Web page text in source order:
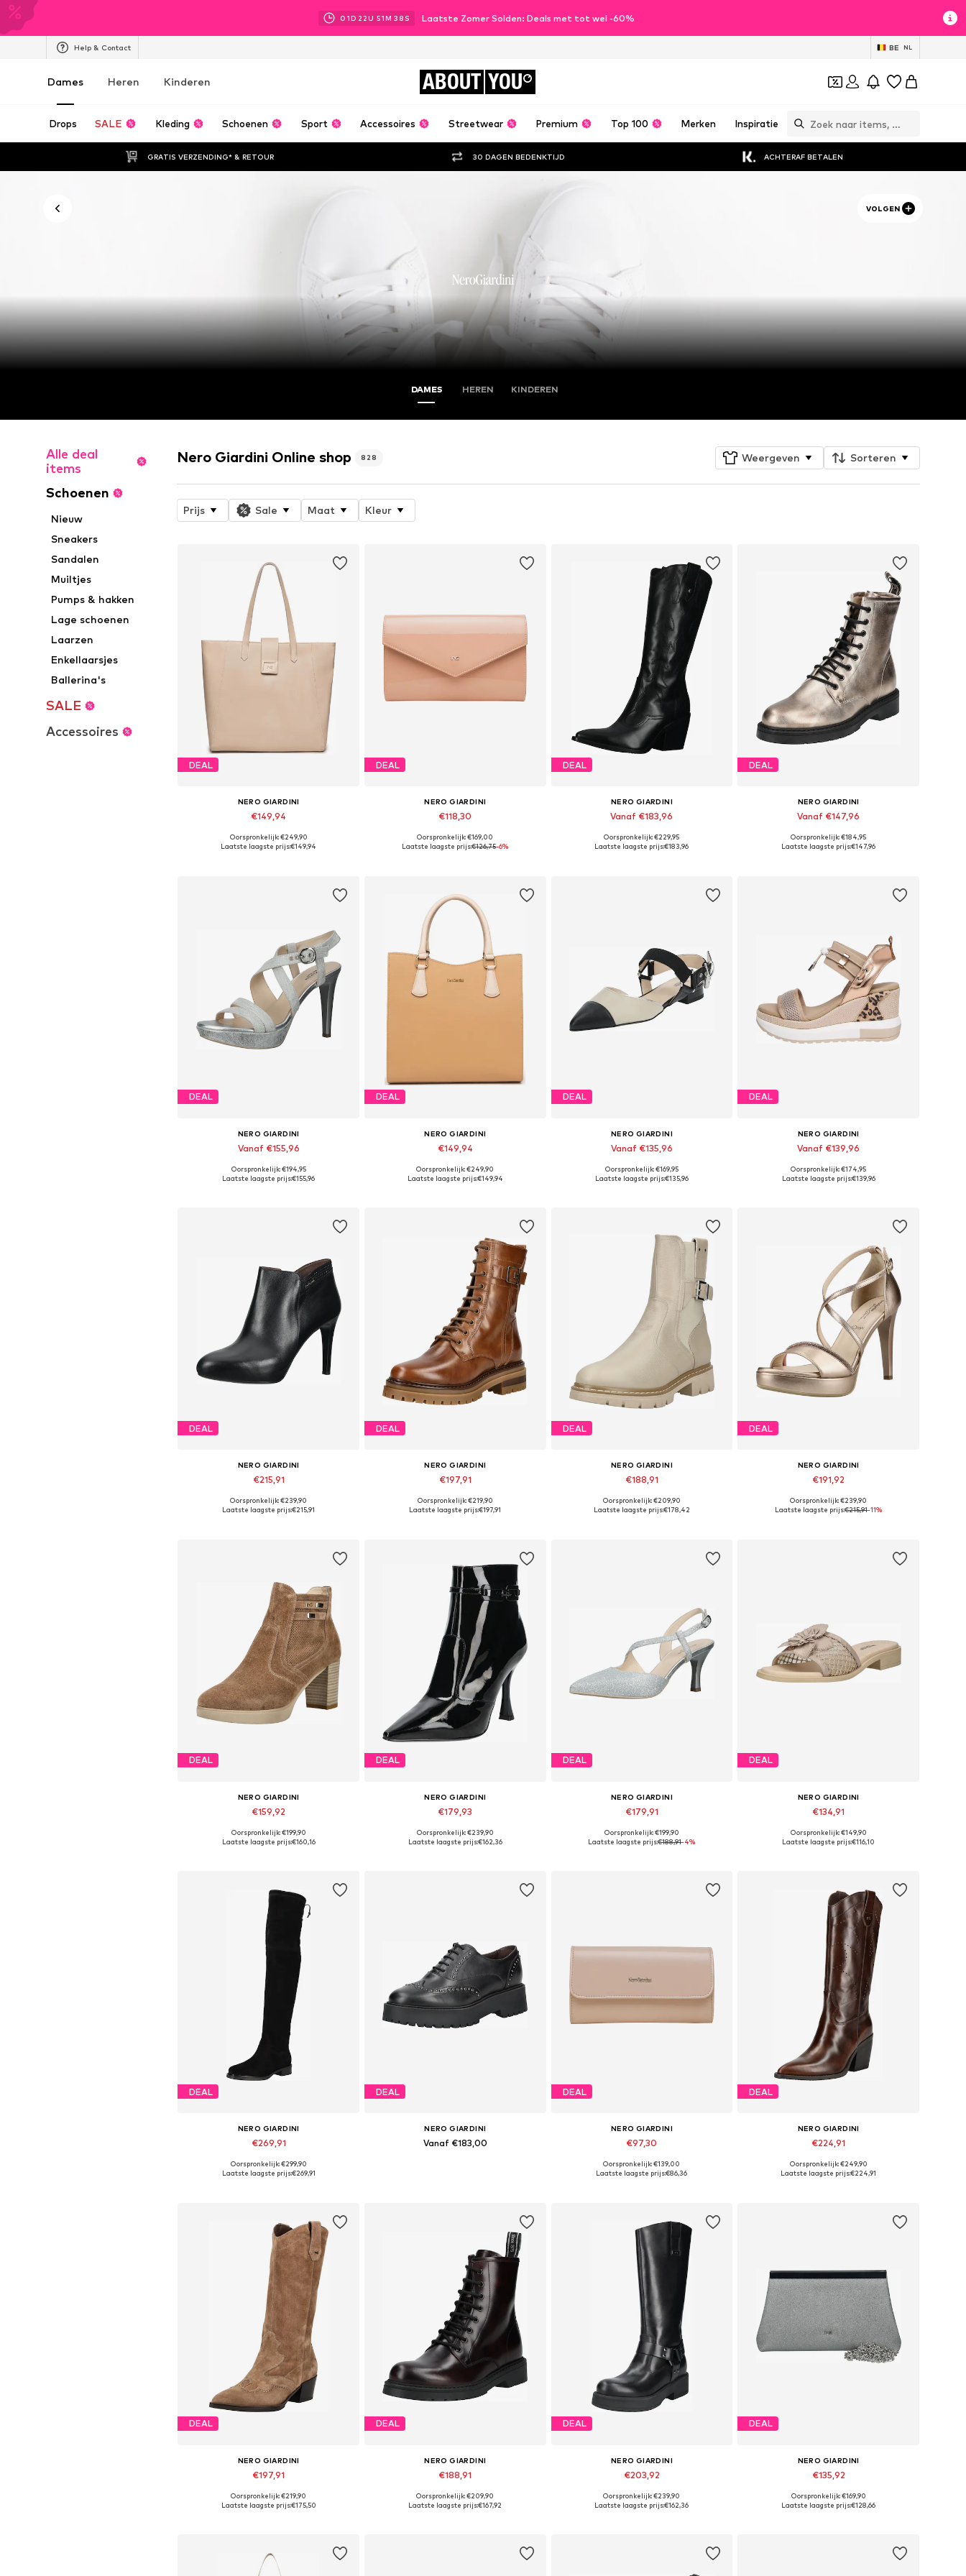
01D 22U 51M 37 S Laatste Zomer Solden: Deals met tot wel -60%
Help & Contact BE NL
Dames Heren Kinderen ABOUT YOU
Drops SALE Kleding Schoenen Sport Accessoires Streetwear Premium Top 100 Merken Inspiratie
GRATIS VERZENDING* & RETOUR 30 DAGEN BEDENKTIJD ACHTERAF BETALEN
VOLGEN
DAMES HEREN KINDEREN
Alle deal
items
Schoenen
Nieuw
Sneakers
Sandalen
Muiltjes
Pumps & hakken
Lage schoenen
Laarzen
Enkellaarsjes
Ballerina's
SALE
Accessoires
Nero Giardini Online shop 828 Weergeven Sorteren
Prijs Sale Maat Kleur
DEAL
NERO GIARDINI
€149,94
Beschikbare maten: One Size
Oorspronkelijk: €249,90
Laatste laagste prijs:€149,94
DEAL
NERO GIARDINI
€118,30
Beschikbare maten: One Size
Oorspronkelijk: €169,00
Laatste laagste prijs:€126,75-6%
DEAL
NERO GIARDINI
Vanaf €183,96
Beschikbare maten: 35, 36, 37, 38, 39, 40
Oorspronkelijk: €229,95
Laatste laagste prijs:€183,96
DEAL
NERO GIARDINI
Vanaf €147,96
Beschikbaar in vele maten
Oorspronkelijk: €184,95
Laatste laagste prijs:€147,96
DEAL
NERO GIARDINI
Vanaf €155,96
Beschikbare maten: 37, 38, 39, 40
Oorspronkelijk: €194,95
Laatste laagste prijs:€155,96
DEAL
NERO GIARDINI
€149,94
Beschikbare maten: One Size
Oorspronkelijk: €249,90
Laatste laagste prijs:€149,94
DEAL
NERO GIARDINI
Vanaf €135,96
Beschikbare maten: 35, 36, 37, 38, 39, 40
Oorspronkelijk: €169,95
Laatste laagste prijs:€135,96
DEAL
NERO GIARDINI
Vanaf €139,96
Beschikbare maten: 38, 39, 40, 41
Oorspronkelijk: €174,95
Laatste laagste prijs:€139,96
DEAL
NERO GIARDINI
€215,91
Beschikbare maten: 38, 39, 40, 41
Oorspronkelijk: €239,90
Laatste laagste prijs:€215,91
DEAL
NERO GIARDINI
€197,91
Beschikbare maten: 36, 37, 38, 39, 40, 41
Oorspronkelijk: €219,90
Laatste laagste prijs:€197,91
DEAL
NERO GIARDINI
€188,91
Beschikbare maten: 36, 38, 39, 40
Oorspronkelijk: €209,90
Laatste laagste prijs:€178,42
DEAL
NERO GIARDINI
€191,92
Beschikbare maten: 36, 37, 39, 40, 41
Oorspronkelijk: €239,90
Laatste laagste prijs:€215,91-11%
DEAL
NERO GIARDINI
€159,92
Beschikbare maten: 36, 37, 38, 39, 40
Oorspronkelijk: €199,90
Laatste laagste prijs:€160,16
DEAL
NERO GIARDINI
€179,93
Beschikbare maten: 35, 37, 38, 39, 40
Oorspronkelijk: €239,90
Laatste laagste prijs:€162,36
DEAL
NERO GIARDINI
€179,91
Beschikbaar in vele maten
Oorspronkelijk: €199,90
Laatste laagste prijs:€188,91-4%
DEAL
NERO GIARDINI
€134,91
Beschikbare maten: 37, 38, 39, 40, 41
Oorspronkelijk: €149,90
Laatste laagste prijs:€116,10
DEAL
NERO GIARDINI
€269,91
Beschikbaar in vele maten
Oorspronkelijk: €299,90
Laatste laagste prijs:€269,91
DEAL
NERO GIARDINI
Vanaf €183,00
DEAL
NERO GIARDINI
€97,30
Beschikbare maten: One Size
Oorspronkelijk: €139,00
Laatste laagste prijs:€86,36
DEAL
NERO GIARDINI
€224,91
Beschikbare maten: 35, 36, 37, 38, 39, 40
Oorspronkelijk: €249,90
Laatste laagste prijs:€224,91
DEAL
NERO GIARDINI
€197,91
Beschikbaar in vele maten
Oorspronkelijk: €219,90
Laatste laagste prijs:€175,50
DEAL
NERO GIARDINI
€188,91
Beschikbare maten: 35, 36, 37, 38, 39, 40
Oorspronkelijk: €209,90
Laatste laagste prijs:€167,92
DEAL
NERO GIARDINI
€203,92
Beschikbare maten: 36, 37, 38, 39, 40
Oorspronkelijk: €239,90
Laatste laagste prijs:€162,36
DEAL
NERO GIARDINI
€135,92
Beschikbare maten: One Size
Oorspronkelijk: €169,90
Laatste laagste prijs:€128,66